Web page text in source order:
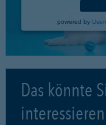
powered by
Das könnte
interessieren